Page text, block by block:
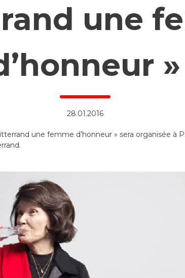
une
»
28.01.2016
une femme d’honneur » sera organisée à